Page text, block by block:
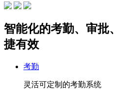
智能化的考勤、审批
捷有效
考勤
灵活可定制的考勤系统